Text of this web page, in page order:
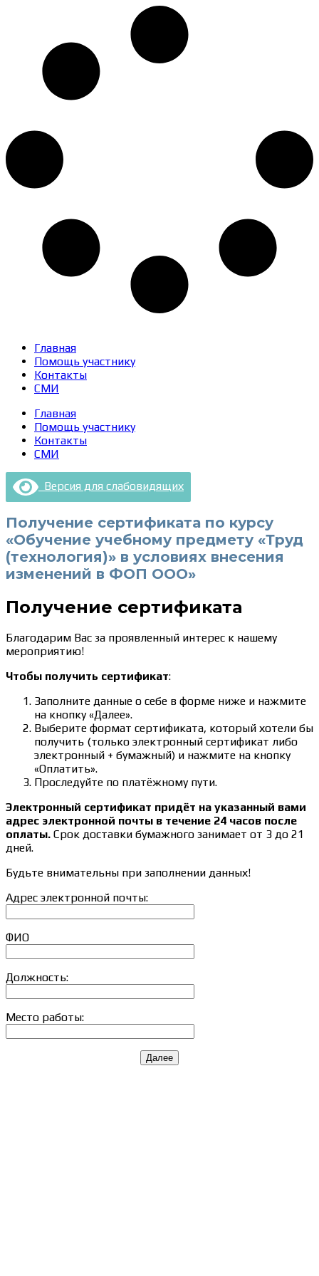
Главная
Помощь участнику
Контакты
СМИ
Главная
Помощь участнику
Контакты
СМИ
Версия для слабовидящих
Получение сертификата по курсу
«Обучение учебному предмету «Труд
(технология)» в условиях внесения
изменений в ФОП ООО»
Получение сертификата
Благодарим Вас за проявленный интерес к нашему
мероприятию!
Чтобы получить сертификат:
Заполните данные о себе в форме ниже и нажмите
на кнопку «Далее».
Выберите формат сертификата, который хотели бы
получить (только электронный сертификат либо
электронный + бумажный) и нажмите на кнопку
«Оплатить».
Проследуйте по платёжному пути.
Электронный сертификат придёт на указанный вами
адрес электронной почты в течение 24 часов после
оплаты. Срок доставки бумажного занимает от 3 до 21
дней.
Будьте внимательны при заполнении данных!
Адрес электронной почты:
ФИО
Должность:
Место работы:
Далее